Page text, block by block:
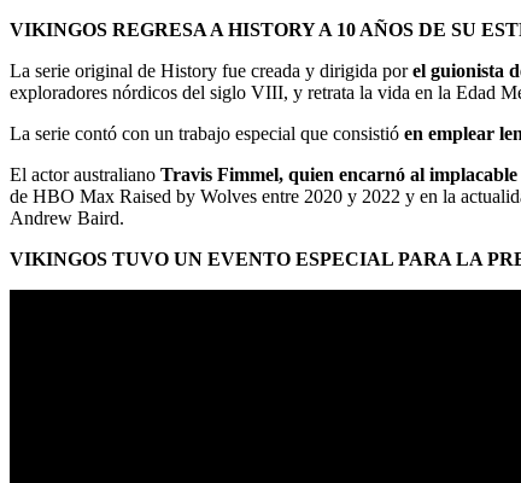
VIKINGOS REGRESA A HISTORY A 10 AÑOS DE SU
La serie original de History fue creada y dirigida porel guionista
exploradores nórdicos del siglo VIII, y retrata la vida en la Edad
La serie contó con un trabajo especial que consistió en emplear
El actor australiano Travis Fimmel, quien encarnó al
de HBO Max Raised by Wolves entre 2020 y 2022 y en la
Andrew Baird.
VIKINGOS TUVO UN EVENTO ESPECIAL PARA LA